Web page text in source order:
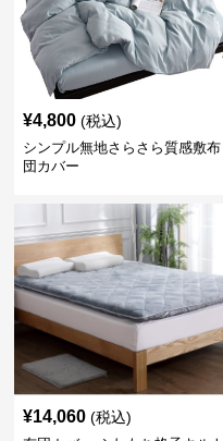
¥4,800 (税込)
シンプル無地さらさら質感敷布
団カバー
¥14,060 (税込)